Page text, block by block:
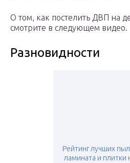
О том, как постелить ДВП на
смотрите в следующем видео.
Разновидности
Рейтинг лучших
ламината и плитки